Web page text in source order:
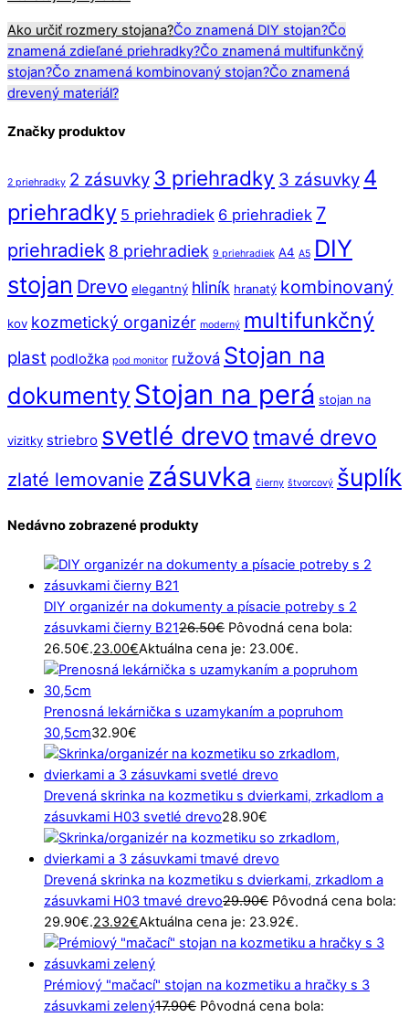
Ako určiť rozmery stojana?Čo znamená DIY stojan?Čo
znamená zdieľané priehradky?Čo znamená multifunkčný
stojan?Čo znamená kombinovaný stojan?Čo znamená
drevený materiál?
Značky produktov
2 priehradky 2 zásuvky 3 priehradky 3 zásuvky 4
priehradky 5 priehradiek 6 priehradiek 7
priehradiek 8 priehradiek 9 priehradiek A4 A5 DIY
stojan Drevo elegantný hliník hranatý kombinovaný
kov kozmetický organizér moderný multifunkčný
plast podložka pod monitor ružová Stojan na
dokumenty Stojan na perá stojan na
vizitky striebro svetlé drevotmavé drevo
zlaté lemovanie zásuvka čierny štvorcový šuplík
Nedávno zobrazené produkty
DIY organizér na dokumenty a písacie potreby s 2
zásuvkami čierny B2126.50€ Pôvodná cena bola:
26.50€.23.00€Aktuálna cena je: 23.00€.
Prenosná lekárnička s uzamykaním a popruhom
30,5cm32.90€
Drevená skrinka na kozmetiku s dvierkami, zrkadlom a
zásuvkami H03 svetlé drevo28.90€
Drevená skrinka na kozmetiku s dvierkami, zrkadlom a
zásuvkami H03 tmavé drevo29.90€ Pôvodná cena bola:
29.90€.23.92€Aktuálna cena je: 23.92€.
Prémiový "mačací" stojan na kozmetiku a hračky s 3
zásuvkami zelený17.90€ Pôvodná cena bola: